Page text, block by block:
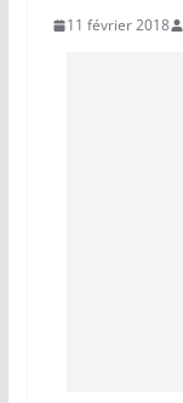
11 février 2018